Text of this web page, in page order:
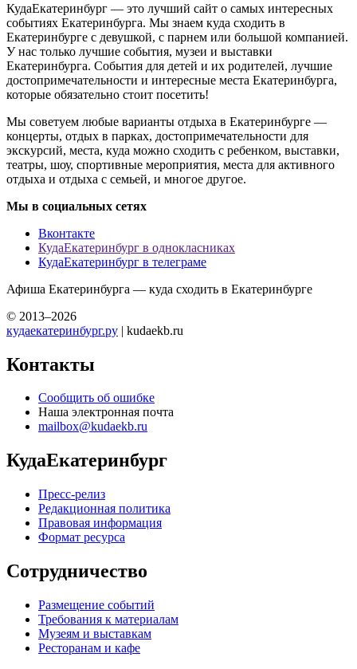
КудаЕкатеринбург — это лучший сайт о самых интересных
событиях Екатеринбурга. Мы знаем куда сходить в
Екатеринбурге с девушкой, с парнем или большой компанией.
У нас только лучшие события, музеи и выставки
Екатеринбурга. События для детей и их родителей, лучшие
достопримечательности и интересные места Екатеринбурга,
которые обязательно стоит посетить!
Мы советуем любые варианты отдыха в Екатеринбурге —
концерты, отдых в парках, достопримечательности для
экскурсий, места, куда можно сходить с ребенком, выставки,
театры, шоу, спортивные мероприятия, места для активного
отдыха и отдыха с семьей, и многое другое.
Мы в социальных сетях
Вконтакте
КудаЕкатеринбург в однокласниках
КудаЕкатеринбург в телеграме
Афиша Екатеринбурга — куда сходить в Екатеринбурге
© 2013–2026
кудаекатеринбург.ру | kudaekb.ru
Контакты
Сообщить об ошибке
Наша электронная почта
mailbox@kudaekb.ru
КудаЕкатеринбург
Пресс-релиз
Редакционная политика
Правовая информация
Формат ресурса
Сотрудничество
Размещение событий
Требования к материалам
Музеям и выставкам
Ресторанам и кафе